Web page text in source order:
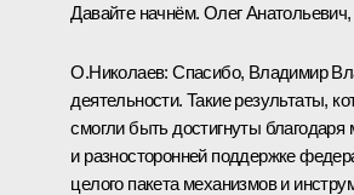
Давайте начнём. Олег
О.Николаев: Спасибо, Владимир
деятельности. Такие результаты,
смогли быть достигнуты
и разносторонней поддержке
целого пакета механизмов и